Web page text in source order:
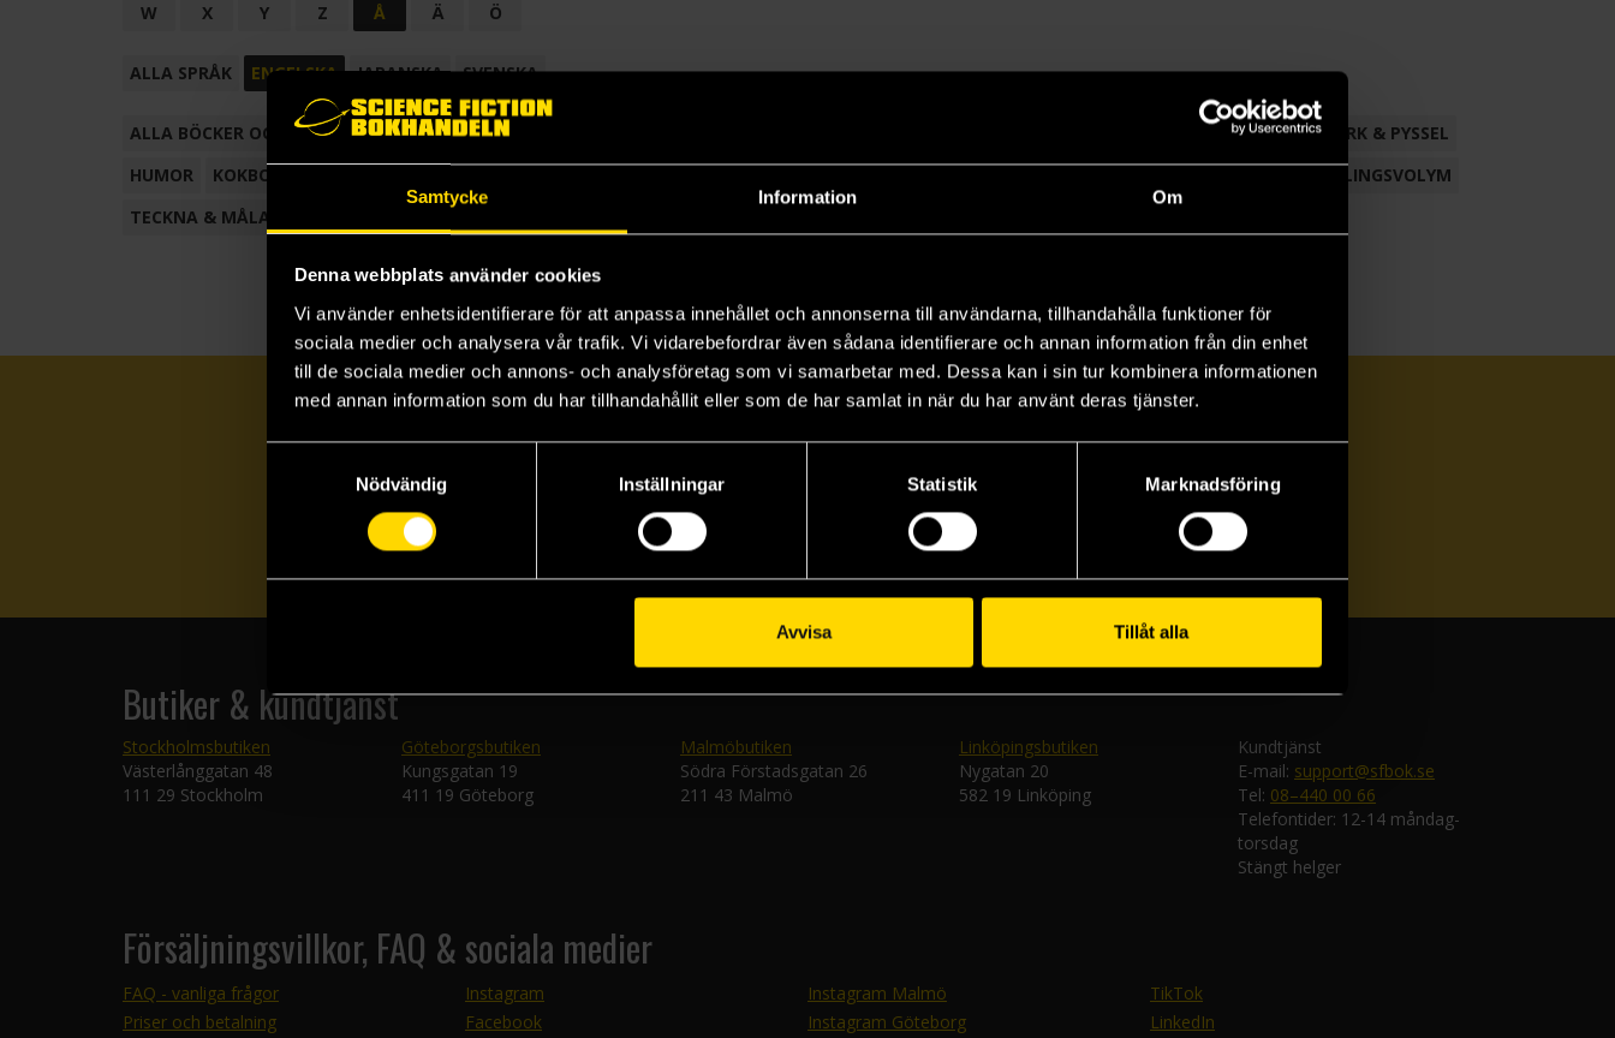
Samtycke Information Om
Denna webbplats använder cookies
Vi använder enhetsidentifierare för att anpassa innehållet och annonserna till användarna, tillhandahålla funktioner för
sociala medier och analysera vår trafik. Vi vidarebefordrar även sådana identifierare och annan information från din enhet
till de sociala medier och annons- och analysföretag som vi samarbetar med. Dessa kan i sin tur kombinera informationen
med annan information som du har tillhandahållit eller som de har samlat in när du har använt deras tjänster.
Nödvändig
Inställningar Statistik Marknadsföring
Avvisa Tillåt alla
W
X Y Z Å Ä Ö
ALLA SPRÅK ENGELSKA JAPANSKA SVENSKA
ALLA BÖCKER OCH TECKNADE SERIER ANTOLOGI FACKLITTERATUR
HANTVERK & PYSSEL
HUMOR
KOKBOK
SAMLINGSVOLYM
TECKNA & MÅLA
Prenumerera på vårt nyhetsbrev
Butiker & kundtjänst
Stockholmsbutiken
Västerlånggatan 48
111 29 Stockholm
Göteborgsbutiken
Kungsgatan 19
411 19 Göteborg
Malmöbutiken
Södra Förstadsgatan 26
211 43 Malmö
Linköpingsbutiken
Nygatan 20
582 19 Linköping
Kundtjänst
E-mail: support@sfbok.se
Tel: 08–440 00 66
Telefontider: 12-14 måndag-
torsdag
Stängt helger
Försäljningsvillkor, FAQ & sociala medier
FAQ - vanliga frågor
Priser och betalning
Instagram
Facebook
Instagram Malmö
Instagram Göteborg
TikTok
LinkedIn